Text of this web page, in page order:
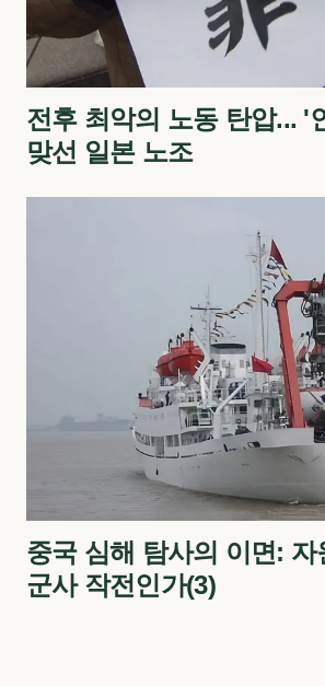
전후 최악의 노동 탄압... '
맞선 일본 노조
중국 심해 탐사의 이면: 자
군사 작전인가(3)